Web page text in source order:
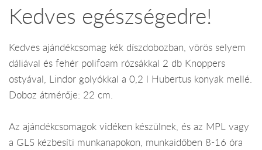
Kedves egészségedre!
Kedves ajándékcsomag kék díszdobozban, vörös selyem
dáliával és fehér polifoam rózsákkal 2 db Knoppers
ostyával, Lindor golyókkal a 0,2 l Hubertus konyak mellé.
Doboz átmérője: 22 cm.
Az ajándékcsomagok vidéken készülnek, és az MPL vagy
a GLS kézbesíti munkanapokon, munkaidőben 8-16 óra